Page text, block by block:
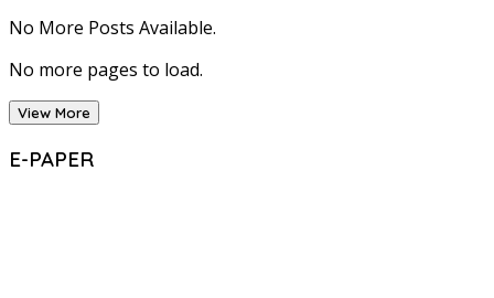
No More Posts Available.
No more pages to load.
View More
E-PAPER